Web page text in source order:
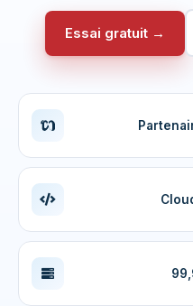
Essai gratuit →